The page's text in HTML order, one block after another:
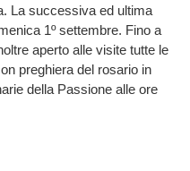
La successiva ed ultima
1º settembre. Fino a
aperto alle visite tutte le
preghiera del rosario in
della Passione alle ore